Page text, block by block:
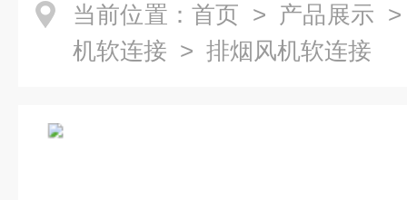
当前位置： 首页 > 产品展示
机软连接 > 排烟风机软连接